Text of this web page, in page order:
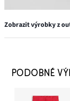
Zobrazit výrobky z
649 Kč
PODOBNÉ